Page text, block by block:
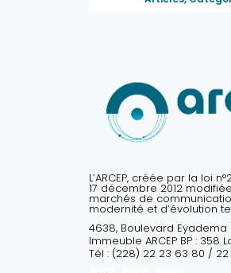
L’ARCEP, créée par la loi
17 décembre 2012
marchés de
modernité et d’évolution
4638, Boulevard Eyadema
Immeuble ARCEP BP : 358
Tél : (228) 22 23 63 80 /